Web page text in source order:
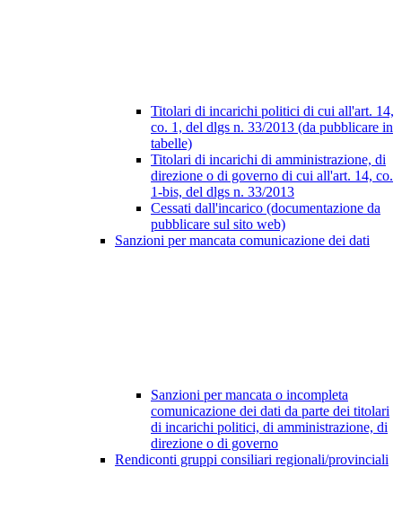
Titolari di incarichi politici di cui all'art. 14,
co. 1, del dlgs n. 33/2013 (da pubblicare in
tabelle)
Titolari di incarichi di amministrazione, di
direzione o di governo di cui all'art. 14, co.
1-bis, del dlgs n. 33/2013
Cessati dall'incarico (documentazione da
pubblicare sul sito web)
Sanzioni per mancata comunicazione dei dati
Sanzioni per mancata o incompleta
comunicazione dei dati da parte dei titolari
di incarichi politici, di amministrazione, di
direzione o di governo
Rendiconti gruppi consiliari regionali/provinciali